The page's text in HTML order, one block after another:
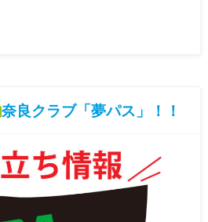
奈良クラブ「夢パス」！！